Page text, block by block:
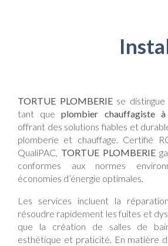
TORTUE PLOMBERIE se
tant queplombier chauffagiste à
offrant des solutions fiables et
plomberie et chauffage. Certifié
QualiPAC, TORTUE PLOMBERIE
conformes aux normes
économies d’énergie optimales.
Les services incluent la
résoudre rapidement les fuites et
que la création de salles de
esthétique et praticité. En matière